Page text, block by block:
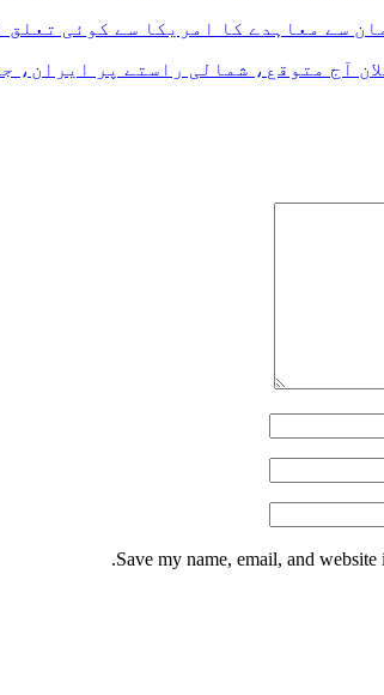
سے معاہدے کا امریکا سے کوئی تعلق
آج متوقع، شمالی راستے پر ایران،
Save my name, email, and